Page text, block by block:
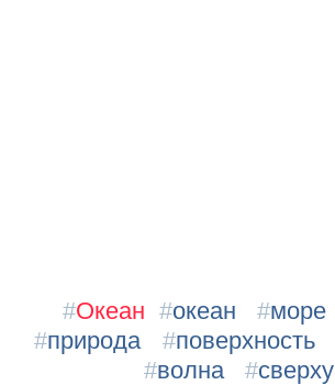
#Океан #океан #море
#природа #поверхность
#волна #сверху